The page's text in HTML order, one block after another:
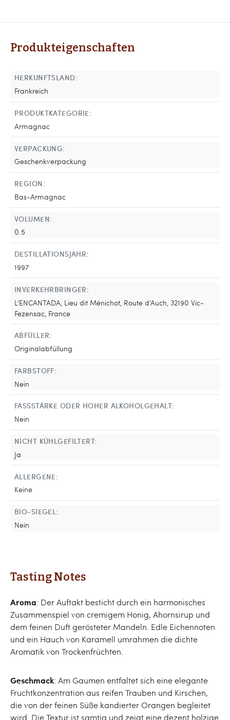
Produkteigenschaften
HERKUNFTSLAND:
Frankreich
PRODUKTKATEGORIE:
Armagnac
VERPACKUNG:
Geschenkverpackung
REGION:
Bas-Armagnac
VOLUMEN:
0.5
DESTILLATIONSJAHR:
1997
INVERKEHRBRINGER:
L'ENCANTADA, Lieu dit Ménichot, Route d’Auch, 32190 Vic-
Fezensac, France
ABFÜLLER:
Originalabfüllung
FARBSTOFF:
Nein
FASSSTÄRKE ODER HOHER ALKOHOLGEHALT:
Nein
NICHT KÜHLGEFILTERT:
Ja
ALLERGENE:
Keine
BIO-SIEGEL:
Nein
Tasting Notes
Aroma: Der Auftakt besticht durch ein harmonisches
Zusammenspiel von cremigem Honig, Ahornsirup und
dem feinen Duft gerösteter Mandeln. Edle Eichennoten
und ein Hauch von Karamell umrahmen die dichte
Aromatik von Trockenfrüchten.
Geschmack: Am Gaumen entfaltet sich eine elegante
Fruchtkonzentration aus reifen Trauben und Kirschen,
die von der feinen Süße kandierter Orangen begleitet
wird. Die Textur ist samtig und zeigt eine dezent holzige